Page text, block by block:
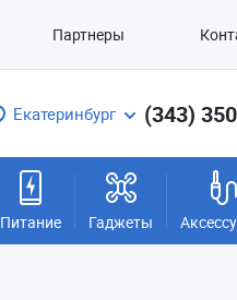
Партнеры
Екатеринбург (343)
Питание Гаджеты